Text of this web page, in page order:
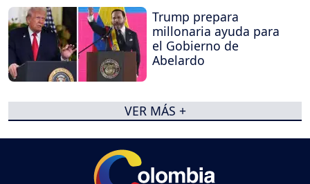
Trump prepara
millonaria ayuda para
el Gobierno de
Abelardo
VER MÁS +